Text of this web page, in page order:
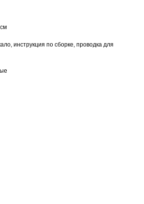
инструкция по сборке, проводка для